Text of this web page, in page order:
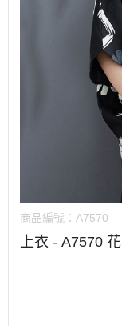
商品編號： A7570
上衣 - A7570